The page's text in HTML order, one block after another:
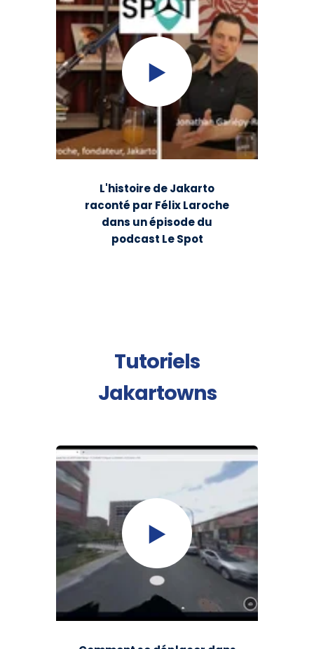
L'histoire de Jakarto
raconté par Félix Laroche
dans un épisode du
podcast Le Spot
Tutoriels
Jakartowns